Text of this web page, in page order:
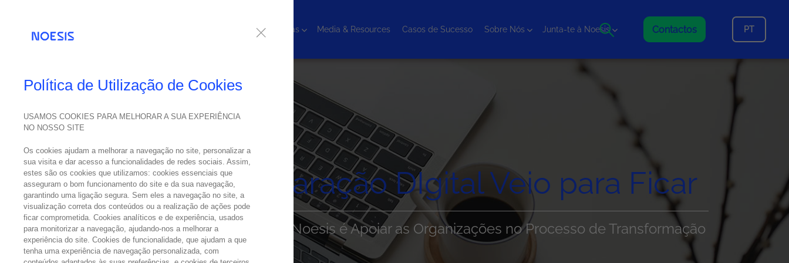
Tecnologias Media & Resources Casos de Sucesso Sobre Nós Junta-te à Noesis Contactos PT
NOESIS NOS MEDIA
outubro
2022
A Acelaração DIgital Veio para Ficar
O Propósito da Noesis é Apoiar as Organizações no Processo de Transformação
Digital
Política de Utilização de Cookies
USAMOS COOKIES PARA MELHORAR A SUA EXPERIÊNCIA
NO NOSSO SITE
Os cookies ajudam a melhorar a navegação no site, personalizar a
sua visita e dar acesso a funcionalidades de redes sociais. Assim,
estes são os cookies que utilizamos: cookies essenciais que
asseguram o bom funcionamento do site e da sua navegação,
garantindo uma ligação segura. Sem eles a navegação no site, a
visualização correta dos conteúdos ou a realização de ações pode
ficar comprometida. Cookies analíticos e de experiência, usados
para monitorizar a navegação, ajudando-nos a melhorar a
experiência do site. Cookies de funcionalidade, que ajudam a que
tenha uma experiência de navegação personalizada, com